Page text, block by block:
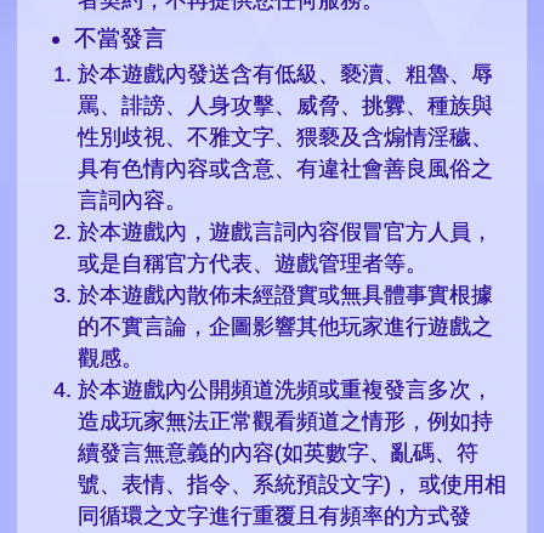
不當發言
於本遊戲內發送含有低級、褻瀆、粗魯、辱
罵、誹謗、人身攻擊、威脅、挑釁、種族與
性別歧視、不雅文字、猥褻及含煽情淫穢、
具有色情內容或含意、有違社會善良風俗之
言詞內容。
於本遊戲內，遊戲言詞內容假冒官方人員，
或是自稱官方代表、遊戲管理者等。
於本遊戲內散佈未經證實或無具體事實根據
的不實言論，企圖影響其他玩家進行遊戲之
觀感。
於本遊戲內公開頻道洗頻或重複發言多次，
造成玩家無法正常觀看頻道之情形，例如持
續發言無意義的內容(如英數字、亂碼、符
號、表情、指令、系統預設文字)， 或使用相
同循環之文字進行重覆且有頻率的方式發